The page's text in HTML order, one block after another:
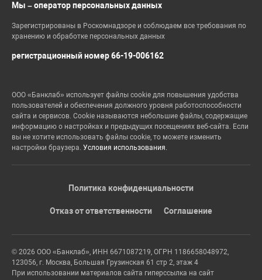
Мы – оператор персональных данных
Зарегистрированы в Роскомнадзоре и соблюдаем все требования по
хранению и обработке персональных данных
регистрационный номер 66-19-006162
ООО «Банклаб» использует файлы cookie для повышения удобства
пользователей и обеспечения должного уровня работоспособности
сайта и сервисов. Cookie называются небольшие файлы, содержащие
информацию о настройках и предыдущих посещениях веб-сайта. Если
вы не хотите использовать файлы cookie, то можете изменить
настройки браузера. Условия использования.
Политика конфиденциальности
Отказ от ответственности Соглашение
© 2026 ООО «Банклаб», ИНН 6671087219, ОГРН 1186658048972,
123056, г. Москва, Большая Грузинская 61 стр 2, этаж 4
При использовании материалов сайта гиперссылка на сайт